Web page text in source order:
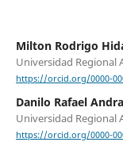
Milton Rodrigo
Universidad Regional
https://orcid.org/0000-
Danilo Rafael
Universidad Regional
https://orcid.org/0000-